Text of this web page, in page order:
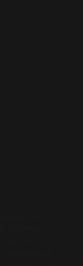
„süti”)
információt
az Ön
elektronikus